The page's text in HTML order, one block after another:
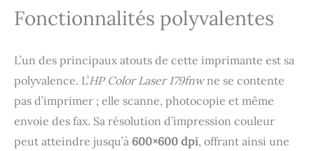
validant le firmware,
protection par mot de
protégée contre
l’écriture Contenu de la
boîte: HP Color LaserJet
Pro MFP 3302fdw ;
cartouches de toner
originales préinstallées
(noir, cyan, jaune et
Fonctionnalités polyvalentes
L’un des principaux atouts de cette imprimante est sa
polyvalence. L’HP Color Laser 179fnwne se contente
pas d’imprimer ; elle scanne, photocopie et même
envoie des fax. Sa résolution d’impression couleur
peut atteindre jusqu’à 600×600 dpi, offrant ainsi une